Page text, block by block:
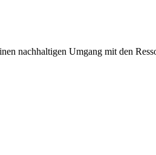
nachhaltigen Umgang mit den